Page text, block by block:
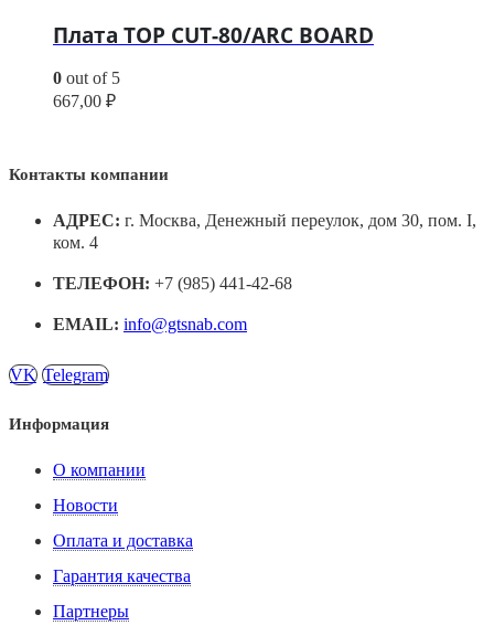
Плата TOP CUT-80/ARC BOARD
0 out of 5
667,00 ₽
Контакты компании
АДРЕС: г. Москва, Денежный переулок, дом 30, пом. I,
ком. 4
ТЕЛЕФОН: +7 (985) 441-42-68
EMAIL: info@gtsnab.com
VK Telegram
Информация
О компании
Новости
Оплата и доставка
Гарантия качества
Партнеры